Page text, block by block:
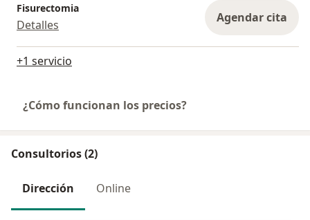
Fisurectomia
Detalles Agendar cita
+1 servicio
¿Cómo funcionan los precios?
Consultorios (2)
Dirección Online